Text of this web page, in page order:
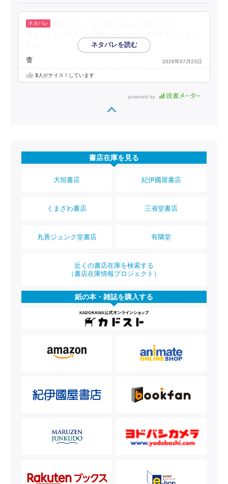
杳 2026年07月23日
3人がナイス！しています
powered by
書店在庫を見る
大垣書店 紀伊國屋書店
くまざわ書店 三省堂書店
丸善ジュンク堂書店 有隣堂
近くの書店在庫を検索する
（書店在庫情報プロジェクト）
紙の本・雑誌を購入する